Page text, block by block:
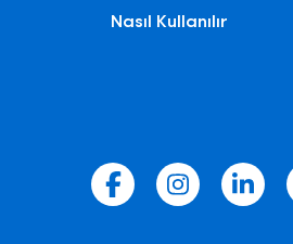
Nasıl Kullanılır